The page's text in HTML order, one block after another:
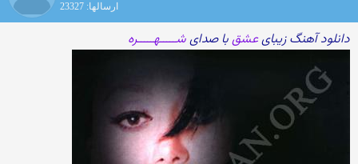
ارسالها: 23327
دانلود آهنگ زیبایعشقبا صدایشـــــهـــــره